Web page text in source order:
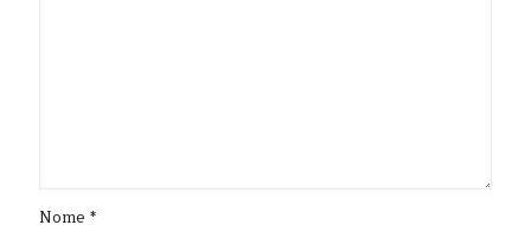
Nome *